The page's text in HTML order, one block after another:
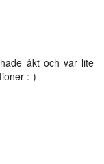
åkt och var lite
:-)